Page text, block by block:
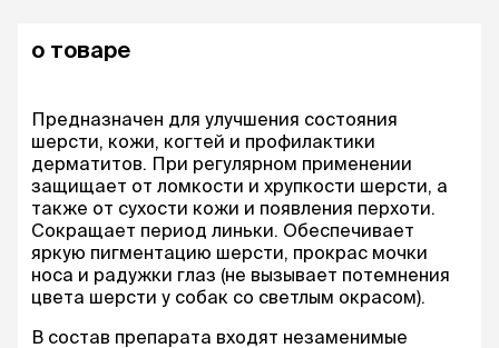
о товаре
Предназначен для улучшения состояния
шерсти, кожи, когтей и профилактики
дерматитов. При регулярном применении
защищает от ломкости и хрупкости шерсти, а
также от сухости кожи и появления перхоти.
Сокращает период линьки. Обеспечивает
яркую пигментацию шерсти, прокрас мочки
носа и радужки глаз (не вызывает потемнения
цвета шерсти у собак со светлым окрасом).
В состав препарата входят незаменимые